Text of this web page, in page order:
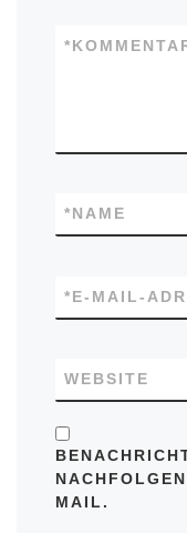
*
NAME
*
E-MAIL-
*
WEBSITE
MAIL.